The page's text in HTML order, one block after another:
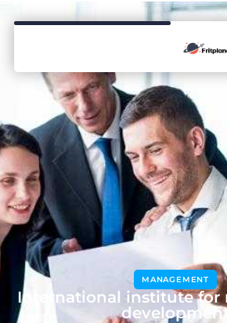
MANAGEMENT
International institute for